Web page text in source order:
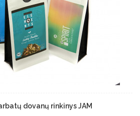
dovanų rinkinys JAM